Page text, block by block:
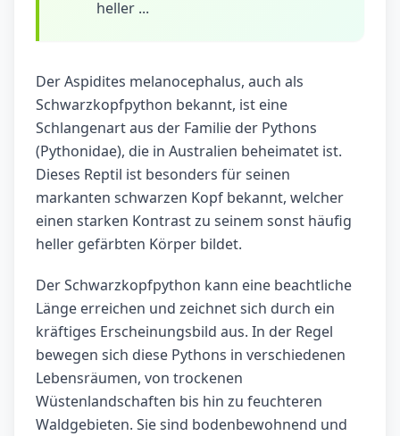
heller ...
Der Aspidites melanocephalus, auch als
Schwarz­kopf­python bekannt, ist eine
Schlangenart aus der Familie der Pythons
(Pythonidae), die in Australien beheimatet ist.
Dieses Reptil ist besonders für seinen
markanten schwarzen Kopf bekannt, welcher
einen starken Kontrast zu seinem sonst häufig
heller gefärbten Körper bildet.
Der Schwarz­kopf­python kann eine beachtliche
Länge erreichen und zeichnet sich durch ein
kräftiges Erscheinungsbild aus. In der Regel
bewegen sich diese Pythons in verschiedenen
Lebensräumen, von trockenen
Wüstenlandschaften bis hin zu feuchteren
Waldgebieten. Sie sind bodenbewohnend und